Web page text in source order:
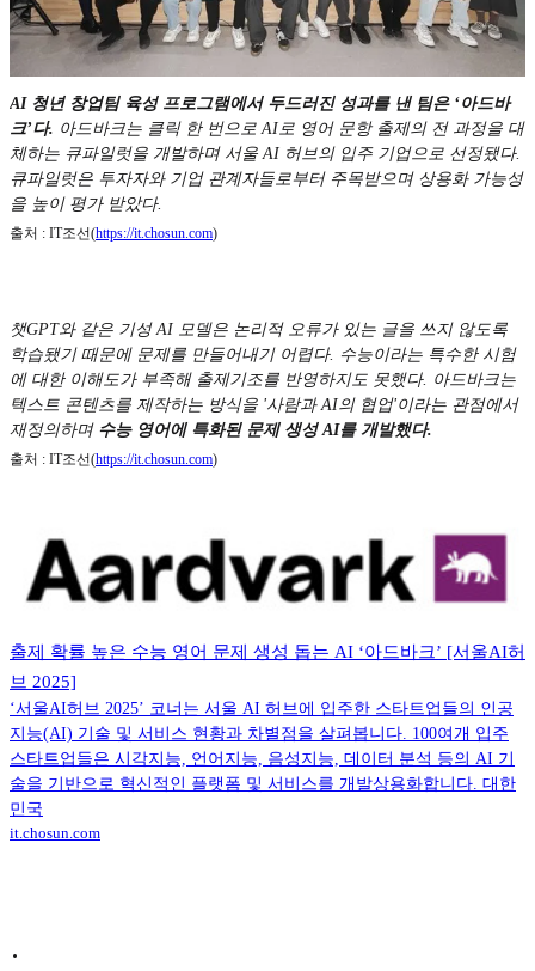
AI 청년 창업팀 육성 프로그램에서 두드러진 성과를 낸 팀은 ‘아드바
크’다. 아드바크는 클릭 한 번으로 AI로 영어 문항 출제의 전 과정을 대
체하는 큐파일럿을 개발하며 서울 AI 허브의 입주 기업으로 선정됐다.
큐파일럿은 투자자와 기업 관계자들로부터 주목받으며 상용화 가능성
을 높이 평가 받았다.
출처 : IT조선(https://it.chosun.com)
챗GPT와 같은 기성 AI 모델은 논리적 오류가 있는 글을 쓰지 않도록
학습됐기 때문에 문제를 만들어내기 어렵다. 수능이라는 특수한 시험
에 대한 이해도가 부족해 출제기조를 반영하지도 못했다. 아드바크는
텍스트 콘텐츠를 제작하는 방식을 '사람과 AI의 협업'이라는 관점에서
재정의하며 수능 영어에 특화된 문제 생성 AI를 개발했다.
출처 : IT조선(https://it.chosun.com)
출제 확률 높은 수능 영어 문제 생성 돕는 AI ‘아드바크’ [서울AI허
브 2025]
‘서울AI허브 2025’ 코너는 서울 AI 허브에 입주한 스타트업들의 인공
지능(AI) 기술 및 서비스 현황과 차별점을 살펴봅니다. 100여개 입주
스타트업들은 시각지능, 언어지능, 음성지능, 데이터 분석 등의 AI 기
술을 기반으로 혁신적인 플랫폼 및 서비스를 개발상용화합니다. 대한
민국
it.chosun.com
•